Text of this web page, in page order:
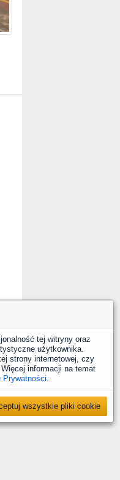
tej witryny oraz
użytkownika.
strony internetowej, czy
informacji na temat
Prywatności.
wszystkie pliki cookie